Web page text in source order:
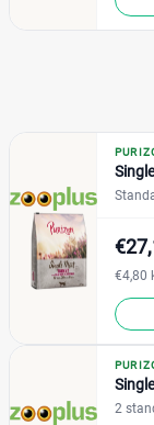
Webshop
Bol
Brekz
Zooplus
€4,80
2